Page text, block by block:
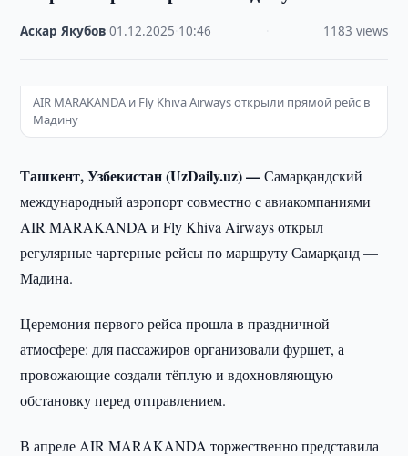
Аскар Якубов ·01.12.2025 10:46 1183 views
AIR MARAKANDA и Fly Khiva Airways открыли прямой рейс в
Мадину
Ташкент, Узбекистан (UzDaily.uz) —Самарқандский
международный аэропорт совместно с авиакомпаниями
AIR MARAKANDA и Fly Khiva Airways открыл
регулярные чартерные рейсы по маршруту Самарқанд —
Мадина.
Церемония первого рейса прошла в праздничной
атмосфере: для пассажиров организовали фуршет, а
провожающие создали тёплую и вдохновляющую
обстановку перед отправлением.
В апреле AIR MARAKANDA торжественно представила